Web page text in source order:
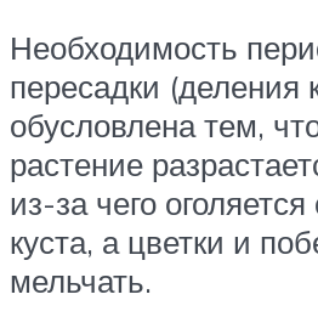
Необходимость
пересадки (деления
обусловлена тем,
растение
из-за чего
куста, а цветки и
мельчать.